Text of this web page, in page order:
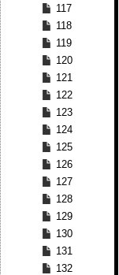
117
118
119
120
121
122
123
124
125
126
127
128
129
130
131
132